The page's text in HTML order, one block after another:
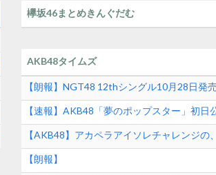
欅坂46まとめきんぐだむ
AKB48タイムズ
【朗報】NGT48 12thシングル10月28日発
ぶりの発売！！
【速報】AKB48「夢のポップスター」初
め！！【2026年8月7日(金)】
【AKB48】アカペラアイソレチャレンジ
沙樹】
【朗報】